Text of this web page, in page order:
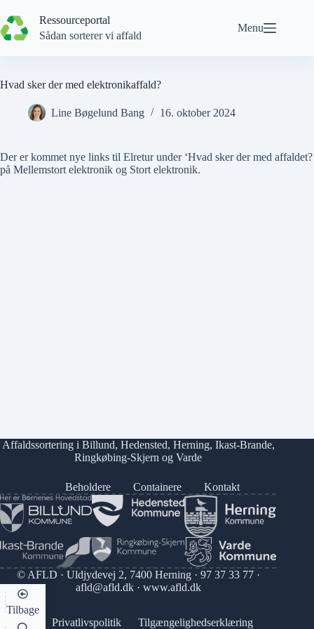
til
indhold
Ressourceportal
Sådan sorterer vi affald
Menu
Hvad sker der med elektronikaffald?
Line Bøgelund Bang 16. oktober 2024
Der er kommet nye links til Elretur under ‘Hvad sker der med affaldet?
på Mellemstort elektronik og Stort elektronik.
Affaldssortering i Billund, Hedensted, Herning, Ikast-Brande,
Ringkøbing-Skjern ogVarde
Beholdere Containere Kontakt
© AFLD · Uldjydevej 2, 7400 Herning · 97 37 33 77·
afld@afld.dk· www.afld.dk
Privatlivspolitik Tilgængelighedserklæring
Tilbage